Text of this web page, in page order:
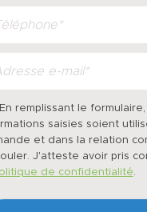
En remplissant le
saisies soient
et dans la relation
J'atteste avoir pris
de confidentialité.